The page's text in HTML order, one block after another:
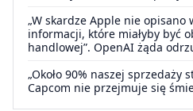
„W skardze Apple nie
informacji, które miałyby być
handlowej”. OpenAI żąda
„Około 90% naszej sprzedaży
Capcom nie przejmuje się